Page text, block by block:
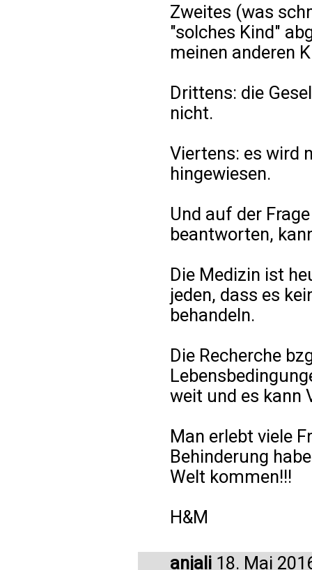
Zweites (was
"solches Kind"
meinen anderen
Drittens: die
nicht.
Viertens: es wird
hingewiesen.
Und auf der
beantworten,
Die Medizin ist
jeden, dass es
behandeln.
Die Recherche
weit und es kann
Man erlebt viele
Behinderung
Welt kommen!!!
H&M
anjali 18. Mai